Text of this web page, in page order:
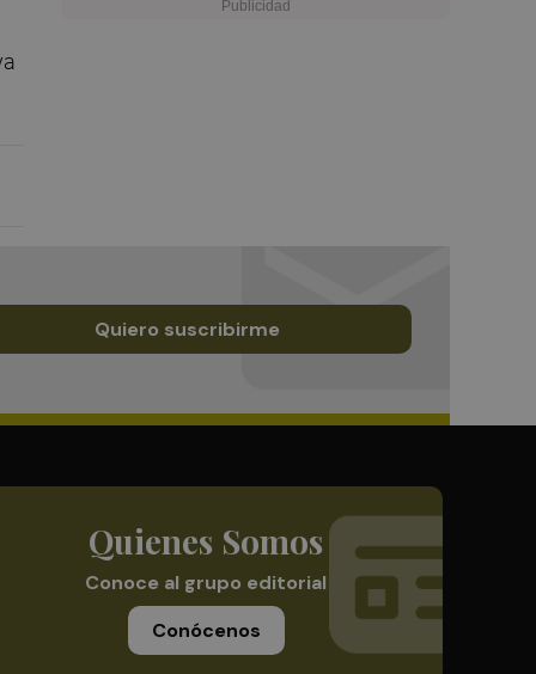
Quiero suscribirme
Quienes Somos
Conoce al grupo editorial
Conócenos